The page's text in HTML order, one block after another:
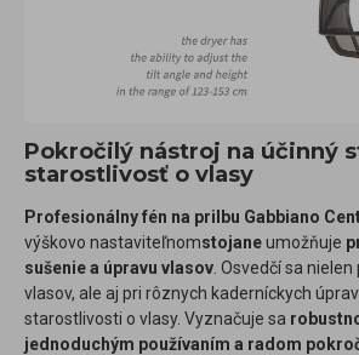
Pokročilý nástroj na účinný
starostlivosť o vlasy
Profesionálny fén na prilbu Gabbiano
výškovo nastaviteľnomstojaneumožňuje
sušenie a úpravu vlasov . Osvedčí sa
vlasov, ale aj pri rôznych kaderníckych
starostlivosti o vlasy. Vyznačuje sa
jednoduchým používaním a radom